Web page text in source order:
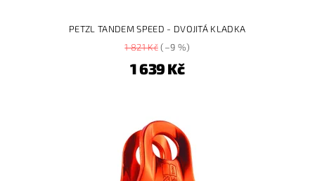
PETZL TANDEM SPEED - DVOJITÁ KLADKA
1 821 Kč(–9 %)
1 639 Kč